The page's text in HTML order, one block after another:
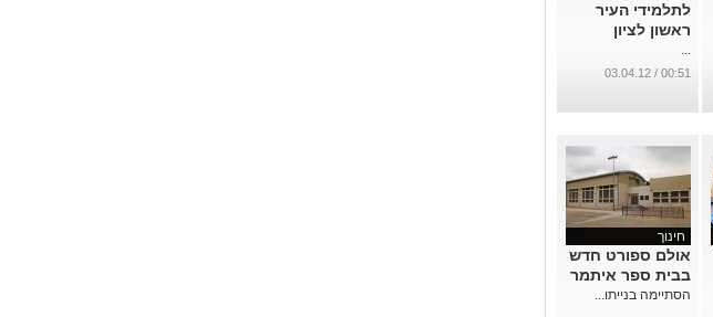
לתלמידי העיר
ראשון לציון
...
00:51 / 03.04.12
חינוך
אולם ספורט חדש
בבית ספר איתמר
הסתיימה בנייתו...